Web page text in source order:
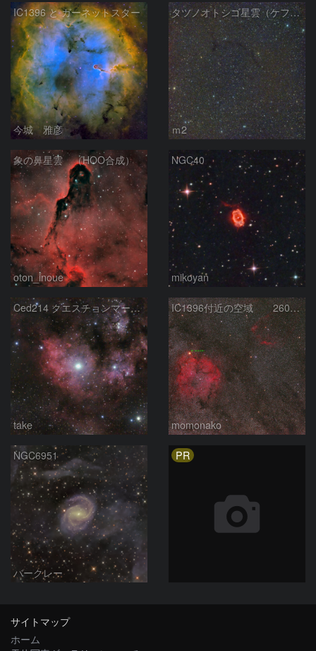
IC1396 と ガーネットスター
今城 雅彦
タツノオトシゴ星雲（ケフェウス座）
ｍ2
象の鼻星雲 （HOO合成）
oton_inoue
NGC40
mikoyan
Ced214 クエスチョンマーク星雲の“心臓部”
take
IC1396付近の空域 260720
momonako
NGC6951
バークレー
PR
サイトマップ
ホーム